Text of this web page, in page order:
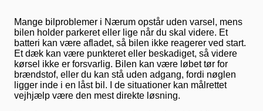
Mange bilproblemer i Nærum opstår uden varsel, mens
bilen holder parkeret eller lige når du skal videre. Et
batteri kan være afladet, så bilen ikke reagerer ved start.
Et dæk kan være punkteret eller beskadiget, så videre
kørsel ikke er forsvarlig. Bilen kan være løbet tør for
brændstof, eller du kan stå uden adgang, fordi nøglen
ligger inde i en låst bil. I de situationer kan målrettet
vejhjælp være den mest direkte løsning.